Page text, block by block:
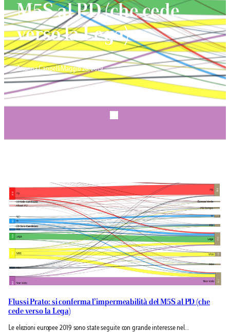
M5S al PD (che cede
verso la Lega)
Arianna Cappelli Maggio 28, 2019
Flussi Prato: si conferma l’impermeabilità del M5S al PD (che
cede verso la Lega)
Le elezioni europee 2019 sono state seguite con grande interesse nel…